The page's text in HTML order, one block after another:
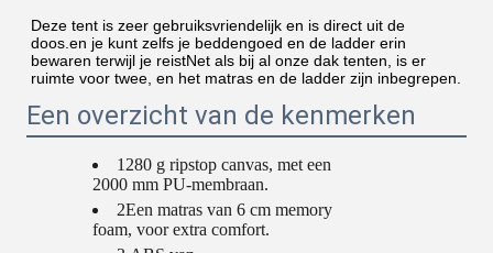
Deze tent is zeer gebruiksvriendelijk en is direct uit de
doos.en je kunt zelfs je beddengoed en de ladder erin
bewaren terwijl je reistNet als bij al onze dak tenten, is er
ruimte voor twee, en het matras en de ladder zijn inbegrepen.
Een overzicht van de kenmerken
1280 g ripstop canvas, met een
2000 mm PU-membraan.
2Een matras van 6 cm memory
foam, voor extra comfort.